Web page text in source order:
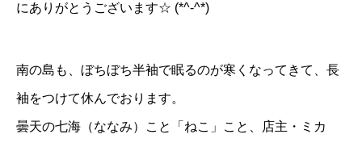
にありがとうございます☆ (*^-^*)
南の島も、ぼちぼち半袖で眠るのが寒くなってきて、長
袖をつけて休んでおります。
曇天の七海（ななみ）こと「 ねこ 」こと、店主・ミカ